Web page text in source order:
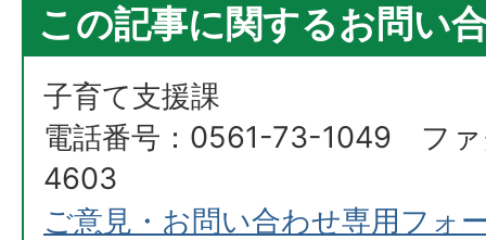
この記事に関するお問い
子育て支援課
電話番号：0561-73-1049 フ
4603
ご意見・お問い合わせ専用フォ